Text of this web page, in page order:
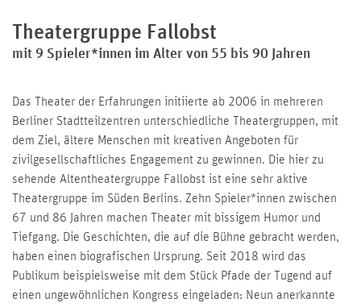
Theatergruppe Fallobst
mit 9 Spieler*innen im Alter von 55 bis 90 Jahren
Das Theater der Erfahrungen initiierte ab 2006 in mehreren
Berliner Stadtteilzentren unterschiedliche Theatergruppen, mit
dem Ziel, ältere Menschen mit kreativen Angeboten für
zivilgesellschaftliches Engagement zu gewinnen. Die hier zu
sehende Altentheatergruppe Fallobst ist eine sehr aktive
Theatergruppe im Süden Berlins. Zehn Spieler*innen zwischen
67 und 86 Jahren machen Theater mit bissigem Humor und
Tiefgang. Die Geschichten, die auf die Bühne gebracht werden,
haben einen biografischen Ursprung. Seit 2018 wird das
Publikum beispielsweise mit dem Stück Pfade der Tugend auf
einen ungewöhnlichen Kongress eingeladen: Neun anerkannte